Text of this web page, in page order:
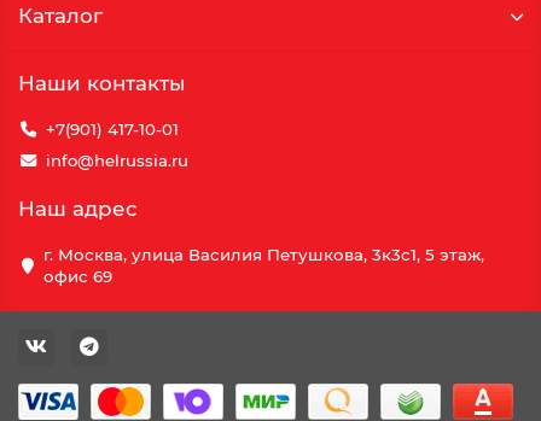
Каталог
Наши контакты
+7(901) 417-10-01
info@helrussia.ru
Наш адрес
г. Москва, улица Василия Петушкова, 3к3c1, 5 этаж,
офис 69